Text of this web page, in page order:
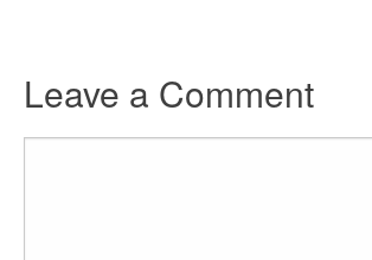
Leave a Comment